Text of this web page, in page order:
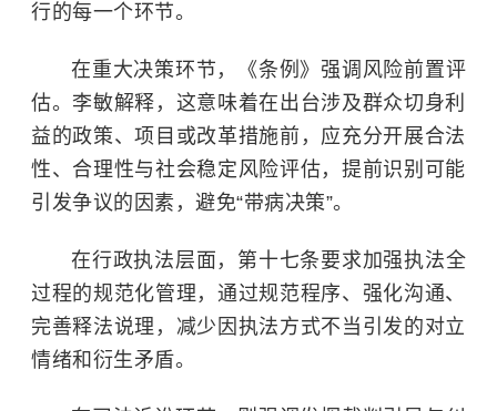
行的每一个环节。
在重大决策环节，《条例》强调风险前置评
估。李敏解释，这意味着在出台涉及群众切身利
益的政策、项目或改革措施前，应充分开展合法
性、合理性与社会稳定风险评估，提前识别可能
引发争议的因素，避免“带病决策”。
在行政执法层面，第十七条要求加强执法全
过程的规范化管理，通过规范程序、强化沟通、
完善释法说理，减少因执法方式不当引发的对立
情绪和衍生矛盾。